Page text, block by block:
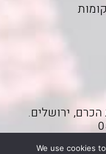
We use cookies